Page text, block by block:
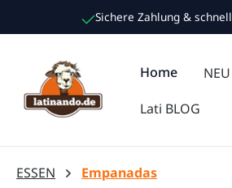
Hauptinhalt springen
Zur Suche springen
Zur Hauptnavigation springen
Sichere Zahlung &
Home NEU
Lati BLOG
ESSEN Empanadas